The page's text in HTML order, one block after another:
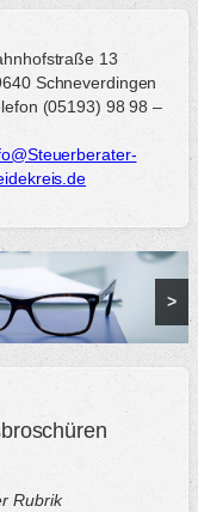
13
Schneverdingen
(05193) 98 98 –
>
Rubrik